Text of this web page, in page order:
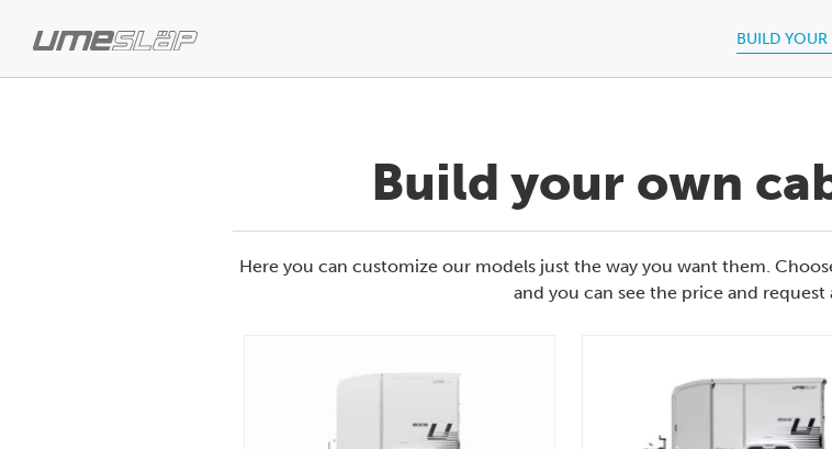
BUILD
Build your own
Here you can customize our models just the way you want them.
and you can see the price and